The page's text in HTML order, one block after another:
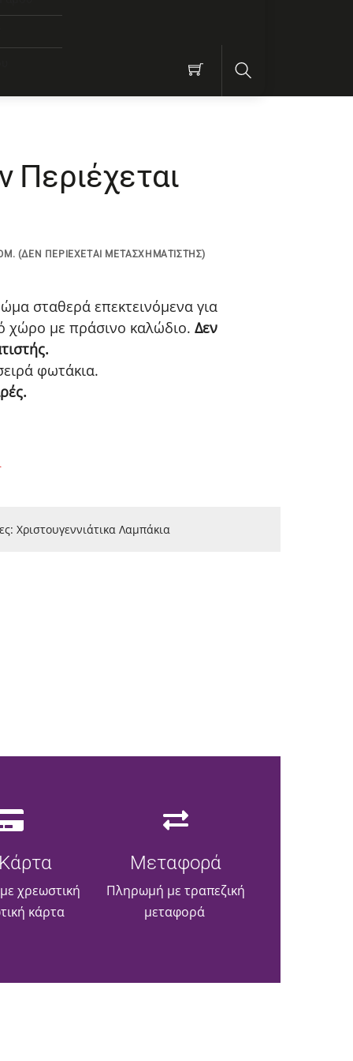
Περιέχεται
(ΔΕΝ ΠΕΡΙΈΧΕΤΑΙ ΜΕΤΑΣΧΗΜΑΤΙΣΤΉΣ)
σταθερά επεκτεινόμενα για
χώρο με πράσινο καλώδιο. Δεν
φωτάκια.
Χριστουγεννιάτικα Λαμπάκια
χρεωστική
κάρτα
Μεταφορά
Πληρωμή με τραπεζική
μεταφορά